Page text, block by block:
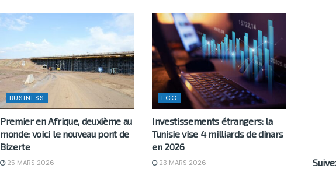
BUSINESS
Premier en Afrique, deuxième au
monde: voici le nouveau pont de
Bizerte
25 MARS 2026
ECO
Investissements étrangers: la
Tunisie vise 4 milliards de dinars
en 2026
23 MARS 2026